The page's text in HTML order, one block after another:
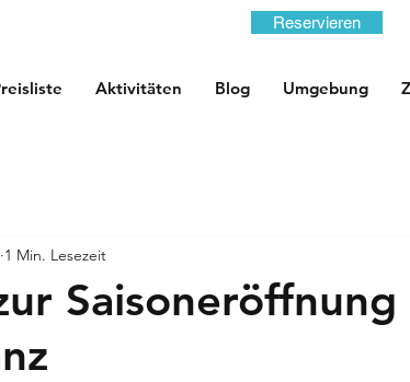
Aktivitäten Blog Umgebung
Reservieren
Saisoneröffnung
1 Min. Lesezeit